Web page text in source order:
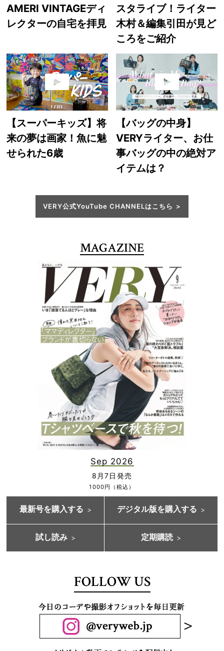
AMERI VINTAGEディ
レクターの自宅を拝見
スタライブ！ライター
木村＆編集引田が見ど
ころをご紹介
【スーパーキッズ】将
来の夢は画家！魚に魅
せられた6歳
【バッグの中身】
VERYライター、お仕
事バッグの中の絶対ア
イテムは？
VERY公式YouTube CHANNELはこちら
MAGAZINE
Sep 2026
8月7日発売
1000円（税込）
最新号を購入する デジタル版を購入する
試し読み 定期購読
FOLLOW US